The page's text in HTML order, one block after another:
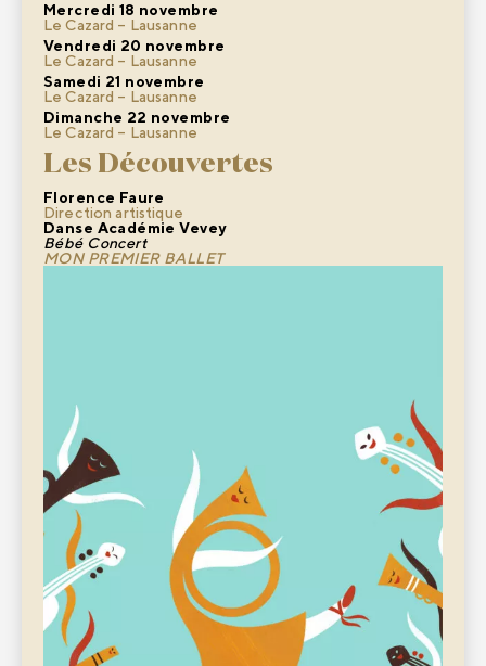
Mercredi 18 novembre
Le Cazard – Lausanne
Vendredi 20 novembre
Le Cazard – Lausanne
Samedi 21 novembre
Le Cazard – Lausanne
Dimanche 22 novembre
Le Cazard – Lausanne
Les Découvertes
Florence Faure
Direction artistique
Danse Académie Vevey
Bébé Concert
MON PREMIER BALLET